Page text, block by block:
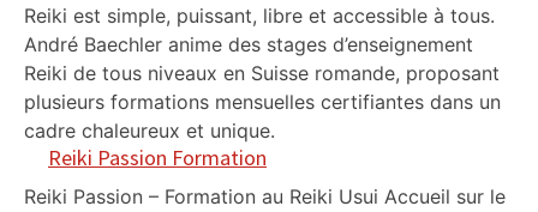
Reiki est simple, puissant, libre et accessible à tous.
André Baechler anime des stages d’enseignement
Reiki de tous niveaux en Suisse romande, proposant
plusieurs formations mensuelles certifiantes dans un
cadre chaleureux et unique.
Reiki Passion Formation
Reiki Passion – Formation au Reiki Usui Accueil sur le